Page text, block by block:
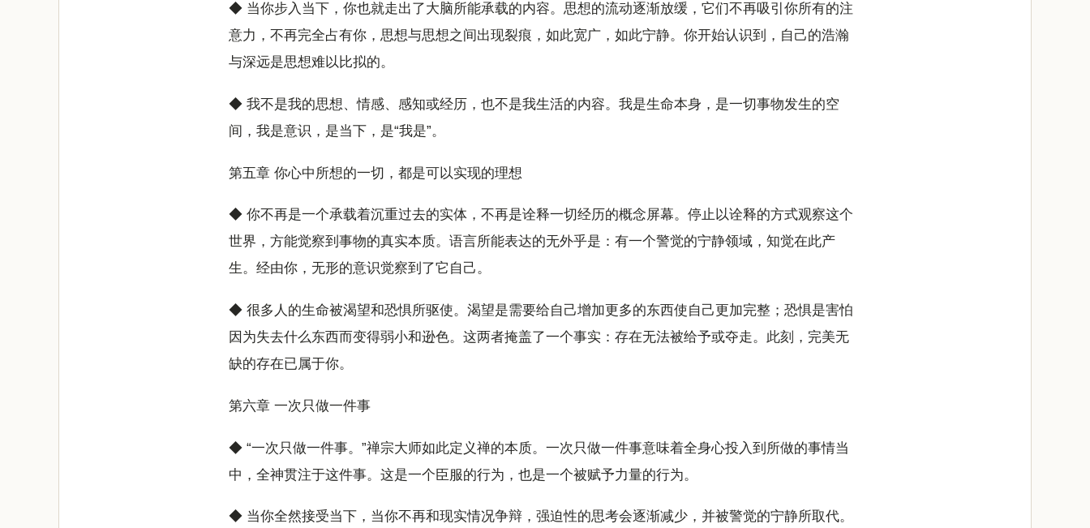
◆ 当你步入当下，你也就走出了大脑所能承载的内容。思想的流动逐渐放缓，它们不再吸引你所有的注
意力，不再完全占有你，思想与思想之间出现裂痕，如此宽广，如此宁静。你开始认识到，自己的浩瀚
与深远是思想难以比拟的。
◆ 我不是我的思想、情感、感知或经历，也不是我生活的内容。我是生命本身，是一切事物发生的空
间，我是意识，是当下，是“我是”。
第五章 你心中所想的一切，都是可以实现的理想
◆ 你不再是一个承载着沉重过去的实体，不再是诠释一切经历的概念屏幕。停止以诠释的方式观察这个
世界，方能觉察到事物的真实本质。语言所能表达的无外乎是：有一个警觉的宁静领域，知觉在此产
生。经由你，无形的意识觉察到了它自己。
◆ 很多人的生命被渴望和恐惧所驱使。渴望是需要给自己增加更多的东西使自己更加完整；恐惧是害怕
因为失去什么东西而变得弱小和逊色。这两者掩盖了一个事实：存在无法被给予或夺走。此刻，完美无
缺的存在已属于你。
第六章 一次只做一件事
◆ “一次只做一件事。”禅宗大师如此定义禅的本质。一次只做一件事意味着全身心投入到所做的事情当
中，全神贯注于这件事。这是一个臣服的行为，也是一个被赋予力量的行为。
◆ 当你全然接受当下，当你不再和现实情况争辩，强迫性的思考会逐渐减少，并被警觉的宁静所取代。